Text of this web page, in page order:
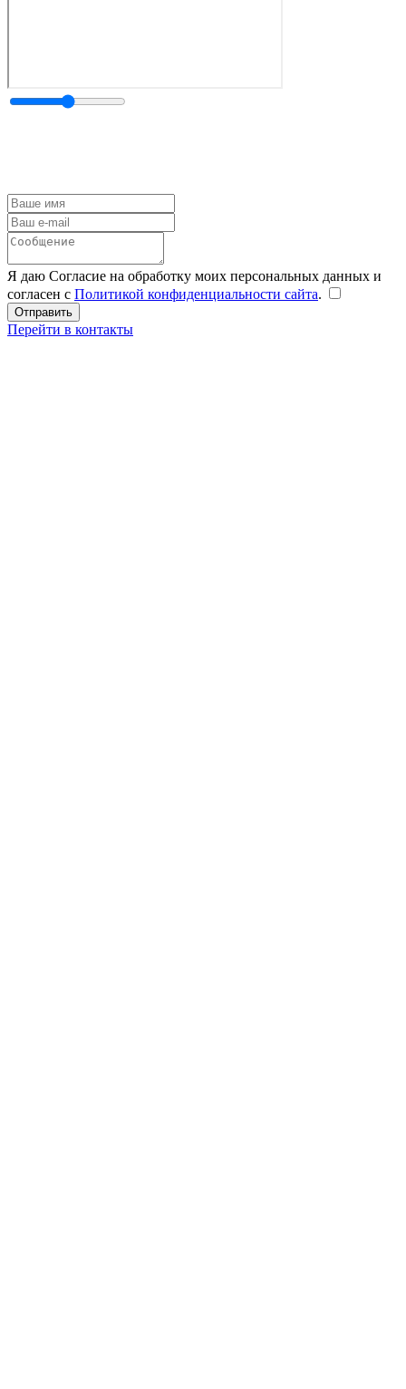
Я даю Согласие на обработку моих персональных данных и
согласен с Политикой конфиденциальности сайта.
Перейти в контакты